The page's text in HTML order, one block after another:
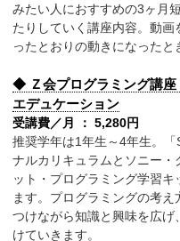
みたい人におすすめの3ヶ月
たりしていく講座内容。動
ったとおりの動きになったと
◆ Ｚ会プログラミング講
エデュケーション
受講費／月 ： 5,280円
推奨学年は1年生～4年生。
ナルカリキュラムとソニー
ット・プログラミング学習
ます。プログラミングの考
つけながら知識と興味を広
けていきます。